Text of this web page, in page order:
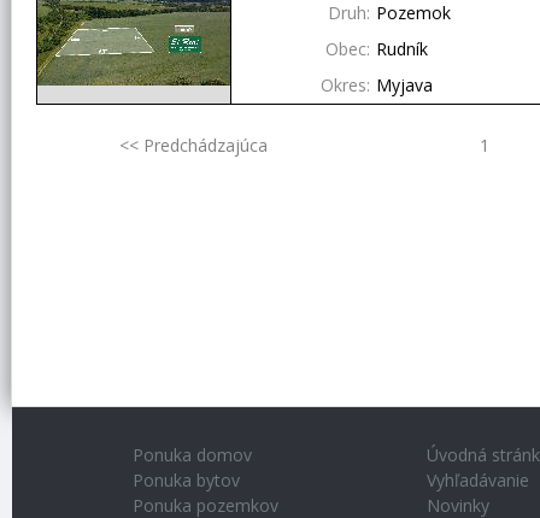
Druh: Pozemok
Obec: Rudník
Okres: Myjava
<< Predchádzajúca 1
Ponuka domov
Ponuka bytov
Ponuka pozemkov
Úvodná
Vyhľadávanie
Novinky